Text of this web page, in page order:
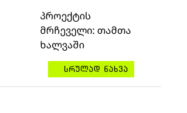
პროექტის
მრჩეველი:თამთა
ხალვაში
სრულად ნახვა